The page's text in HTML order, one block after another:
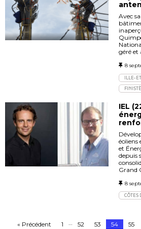
Avec
géré et
8
ILLE-
IEL
éoliens
et
depuis
Grand
8
CÔTES
« Précédent 1 … 52 53 54 55